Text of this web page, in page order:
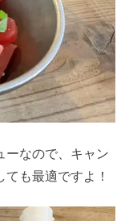
ーなので、キャン
も最適ですよ！